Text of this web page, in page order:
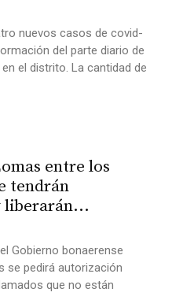
nuevos casos de covid-
del parte diario de
el distrito. La cantidad de
entre los
tendrán
liberarán...
Gobierno bonaerense
se pedirá autorización
que no están